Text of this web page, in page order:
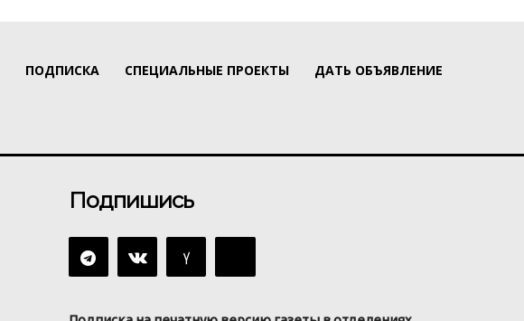
ПОДПИСКА СПЕЦИАЛЬНЫЕ ПРОЕКТЫ ДАТЬ ОБЪЯВЛЕНИЕ
Подпишись